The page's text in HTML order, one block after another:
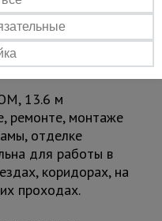
специальных
250 кг
с
13.6 м
ремонте, монтаже
отделке
для работы в
коридорах, на
проходах.